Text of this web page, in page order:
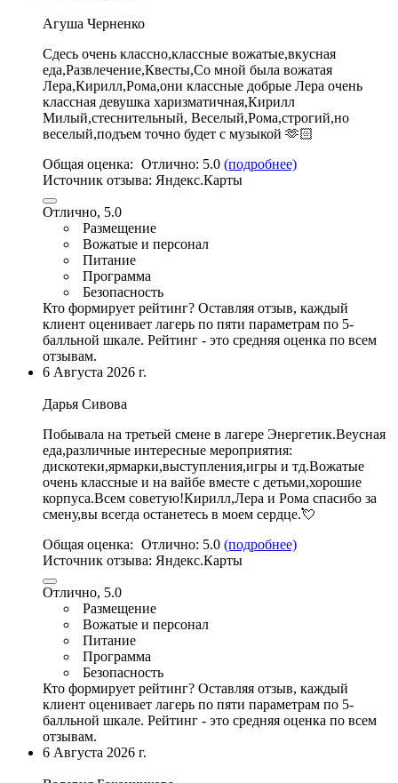
Агуша Черненко
Сдесь очень классно,классные вожатые,вкусная
еда,Развлечение,Квесты,Со мной была вожатая
Лера,Кирилл,Рома,они классные добрые Лера очень
классная девушка харизматичная,Кирилл
Милый,стеснительный, Веселый,Рома,строгий,но
веселый,подъем точно будет с музыкой 🫶🏻
Общая оценка: Отлично: 5.0 (подробнее)
Источник отзыва: Яндекс.Карты
Отлично, 5.0
Размещение
Вожатые и персонал
Питание
Программа
Безопасность
Кто формирует рейтинг? Оставляя отзыв, каждый
клиент оценивает лагерь по пяти параметрам по 5-
балльной шкале. Рейтинг - это средняя оценка по всем
отзывам.
6 Августа 2026 г.
Дарья Сивова
Побывала на третьей смене в лагере Энергетик.Веусная
еда,различные интересные мероприятия:
дискотеки,ярмарки,выступления,игры и тд.Вожатые
очень классные и на вайбе вместе с детьми,хорошие
корпуса.Всем советую!Кирилл,Лера и Рома спасибо за
смену,вы всегда останетесь в моем сердце.💘
Общая оценка: Отлично: 5.0 (подробнее)
Источник отзыва: Яндекс.Карты
Отлично, 5.0
Размещение
Вожатые и персонал
Питание
Программа
Безопасность
Кто формирует рейтинг? Оставляя отзыв, каждый
клиент оценивает лагерь по пяти параметрам по 5-
балльной шкале. Рейтинг - это средняя оценка по всем
отзывам.
6 Августа 2026 г.